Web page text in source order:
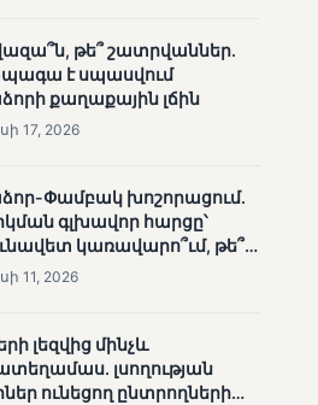
ՈՒՂԻՂ
ն հրապարակել է
տվյալներ՝ ժ․
թե՞ շատրվաններ.
է սպասվում
քաղաքային լճին
17, 2026
Փամբակ խոշորացում.
գլխավոր հարցը՝
կառավարո՞ւմ, թե՞
նպատակ
11, 2026
լեզվից մինչև
լսողության
ունեցող ընտրողների